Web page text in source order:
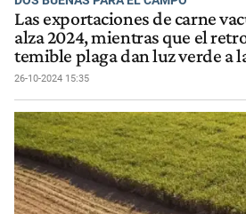
Las exportaciones de carne
alza 2024, mientras que el
temible plaga dan luz verde a
26-10-2024 15:35